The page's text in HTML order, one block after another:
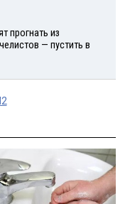
прогнать из
— пустить в